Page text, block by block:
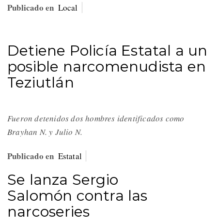
Publicado en Local
Detiene Policía Estatal a un
posible narcomenudista en
Teziutlán
Fueron detenidos dos hombres identificados como
Brayhan N. y Julio N.
Publicado en Estatal
Se lanza Sergio
Salomón contra las
narcoseries